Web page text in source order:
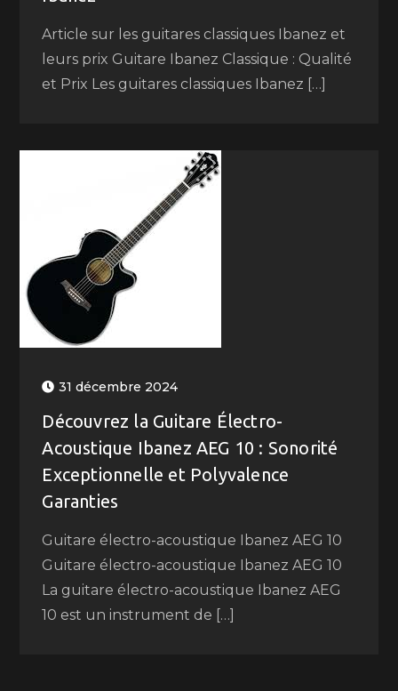
Article sur les guitares classiques Ibanez et
leurs prix Guitare Ibanez Classique : Qualité
et Prix Les guitares classiques Ibanez […]
31 décembre 2024
Découvrez la Guitare Électro-
Acoustique Ibanez AEG 10 : Sonorité
Exceptionnelle et Polyvalence
Garanties
Guitare électro-acoustique Ibanez AEG 10
Guitare électro-acoustique Ibanez AEG 10
La guitare électro-acoustique Ibanez AEG
10 est un instrument de […]